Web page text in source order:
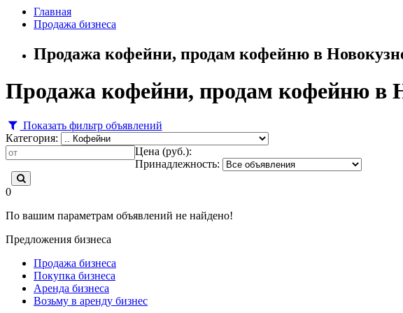
Главная
Продажа бизнеса
Продажа кофейни, продам кофейню в
Продажа кофейни, продам кофейню в
Показать фильтр объявлений
Категория:
Цена (руб.):
Принадлежность:
0
По вашим параметрам объявлений не найдено!
Предложения бизнеса
Продажа бизнеса
Покупка бизнеса
Аренда бизнеса
Возьму в аренду бизнес